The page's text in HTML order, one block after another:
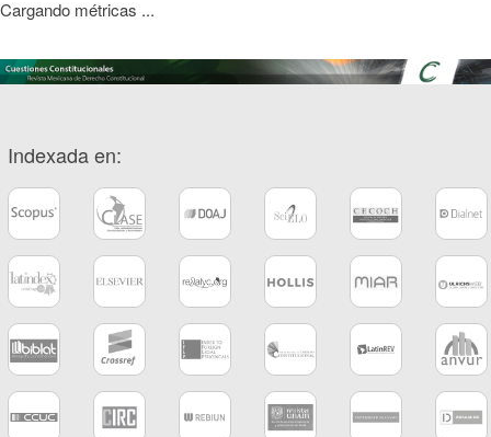
Cargando métricas ...
Indexada en: